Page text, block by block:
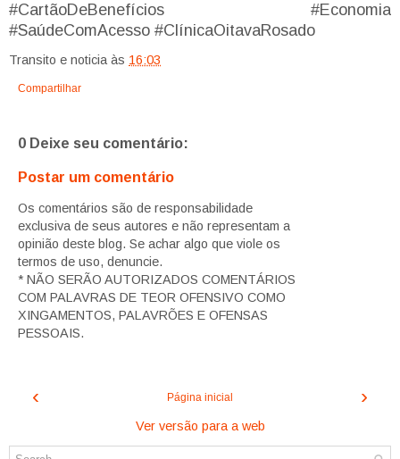
#CartãoDeBenefícios #Economia
#SaúdeComAcesso #ClínicaOitavaRosado
Transito e noticia às 16:03
Compartilhar
0 Deixe seu comentário:
Postar um comentário
Os comentários são de responsabilidade
exclusiva de seus autores e não representam a
opinião deste blog. Se achar algo que viole os
termos de uso, denuncie.
* NÃO SERÃO AUTORIZADOS COMENTÁRIOS
COM PALAVRAS DE TEOR OFENSIVO COMO
XINGAMENTOS, PALAVRÕES E OFENSAS
PESSOAIS.
‹ ›
Página inicial
Ver versão para a web